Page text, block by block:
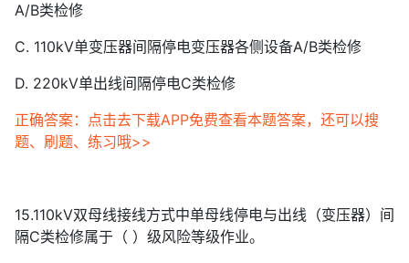
A/B类检修
C. 110kV单变压器间隔停电变压器各侧设备A/B类检修
D. 220kV单出线间隔停电C类检修
正确答案：点击去下载APP免费查看本题答案，还可以搜
题、刷题、练习哦>>
15.110kV双母线接线方式中单母线停电与出线（变压器）间
隔C类检修属于（ ）级风险等级作业。